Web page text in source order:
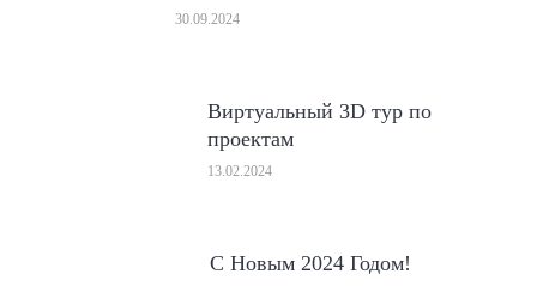
30.09.2024
Виртуальный 3D тур по
проектам
13.02.2024
С Новым 2024 Годом!